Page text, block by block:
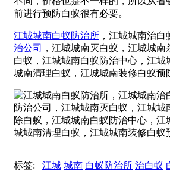
前进行预防白蚁很有必要。
江城城南白蚁防治所 ，江城城南治白
治公司
，江城城南灭白蚁，江城城
白蚁，江城城南白蚁防治中心，江城
城南清理白蚁，江城城南装修白蚁预
标签: 江城 城南 白蚁防治所 治白蚁